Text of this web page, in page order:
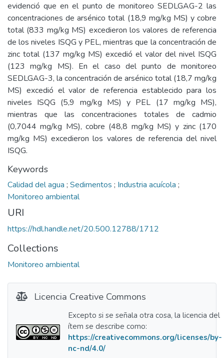
evidenció que en el punto de monitoreo SEDLGAG-2 las
concentraciones de arsénico total (18,9 mg/kg MS) y cobre
total (833 mg/kg MS) excedieron los valores de referencia
de los niveles ISQG y PEL, mientras que la concentración de
zinc total (137 mg/kg MS) excedió el valor del nivel ISQG
(123 mg/kg MS). En el caso del punto de monitoreo
SEDLGAG-3, la concentración de arsénico total (18,7 mg/kg
MS) excedió el valor de referencia establecido para los
niveles ISQG (5,9 mg/kg MS) y PEL (17 mg/kg MS),
mientras que las concentraciones totales de cadmio
(0,7044 mg/kg MS), cobre (48,8 mg/kg MS) y zinc (170
mg/kg MS) excedieron los valores de referencia del nivel
ISQG.
Keywords
Calidad del agua ; Sedimentos ; Industria acuícola ;
Monitoreo ambiental
URI
https://hdl.handle.net/20.500.12788/1712
Collections
Monitoreo ambiental
Licencia Creative Commons
Excepto si se señala otra cosa, la licencia del
ítem se describe como:
https://creativecommons.org/licenses/by-
nc-nd/4.0/